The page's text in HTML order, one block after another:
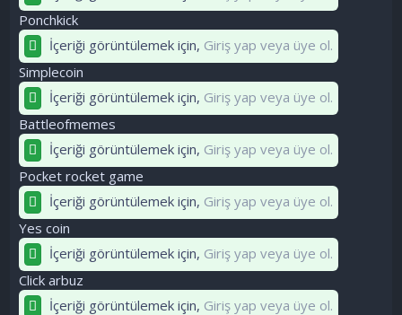
Ponchkick
İçeriği görüntülemek için, Giriş yap veya üye ol.
Simplecoin
İçeriği görüntülemek için, Giriş yap veya üye ol.
Battleofmemes
İçeriği görüntülemek için, Giriş yap veya üye ol.
Pocket rocket game
İçeriği görüntülemek için, Giriş yap veya üye ol.
Yes coin
İçeriği görüntülemek için, Giriş yap veya üye ol.
Click arbuz
İçeriği görüntülemek için, Giriş yap veya üye ol.